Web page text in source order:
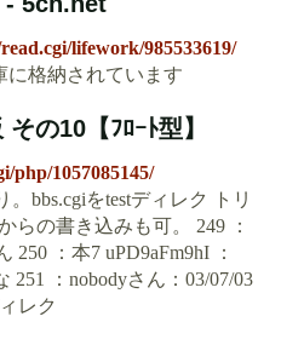
lifework/985533619/
に格納されています
の10【ﾌﾛｰﾄ型】
php/1057085145/
bbs.cgiをtestディレク トリ
らの書き込みも可。 249 ：
：本7 uPD9aFm9hI ：
251 ：nobodyさん：03/07/03
レク